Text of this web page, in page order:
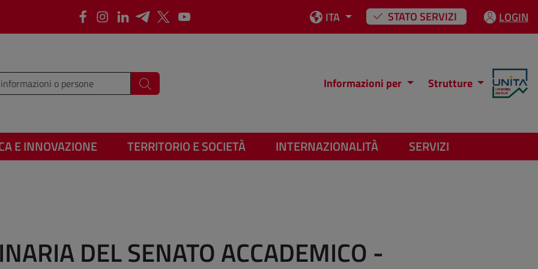
FacebookInstagram
LinkedInTelegram
X Youtube
ITA STATO SERVIZI LOGIN
termini da cercare Cerca Informazioni per Strutture
E INNOVAZIONE TERRITORIO E SOCIETÀ INTERNAZIONALITÀ SERVIZI
DEL SENATO ACCADEMICO -